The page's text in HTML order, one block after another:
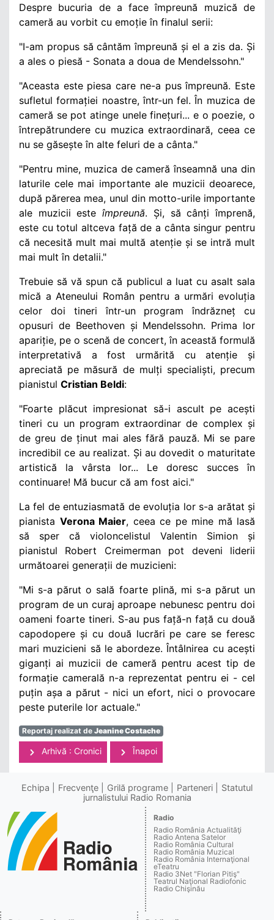
Despre bucuria de a face împreună muzică de
cameră au vorbit cu emoție în finalul serii:
"I-am propus să cântăm împreună și el a zis da. Și
a ales o piesă - Sonata a doua de Mendelssohn."
"Aceasta este piesa care ne-a pus împreună. Este
sufletul formației noastre, într-un fel. În muzica de
cameră se pot atinge unele finețuri... e o poezie, o
întrepătrundere cu muzica extraordinară, ceea ce
nu se găsește în alte feluri de a cânta."
"Pentru mine, muzica de cameră înseamnă una din
laturile cele mai importante ale muzicii deoarece,
după părerea mea, unul din motto-urile importante
ale muzicii esteîmpreună. Și, să cânți împrenă,
este cu totul altceva față de a cânta singur pentru
că necesită mult mai multă atenție și se intră mult
mai mult în detalii."
Trebuie să vă spun că publicul a luat cu asalt sala
mică a Ateneului Român pentru a urmări evoluția
celor doi tineri într-un program îndrăzneț cu
opusuri de Beethoven și Mendelssohn. Prima lor
apariție, pe o scenă de concert, în această formulă
interpretativă a fost urmărită cu atenție și
apreciată pe măsură de mulți specialiști, precum
pianistul Cristian Beldi:
"Foarte plăcut impresionat să-i ascult pe acești
tineri cu un program extraordinar de complex și
de greu de ținut mai ales fără pauză. Mi se pare
incredibil ce au realizat. Și au dovedit o maturitate
artistică la vârsta lor... Le doresc succes în
continuare! Mă bucur că am fost aici."
La fel de entuziasmată de evoluția lor s-a arătat și
pianista Verona Maier, ceea ce pe mine mă lasă
să sper că violoncelistul Valentin Simion și
pianistul Robert Creimerman pot deveni liderii
următoarei generații de muzicieni:
"Mi s-a părut o sală foarte plină, mi s-a părut un
program de un curaj aproape nebunesc pentru doi
oameni foarte tineri. S-au pus față-n față cu două
capodopere și cu două lucrări pe care se feresc
mari muzicieni să le abordeze. Întâlnirea cu acești
giganți ai muzicii de cameră pentru acest tip de
formație camerală n-a reprezentat pentru ei - cel
puțin așa a părut - nici un efort, nici o provocare
peste puterile lor actuale."
Reportaj realizat de Jeanine Costache
Arhivă : Cronici Înapoi
Echipa Frecvenţe Grilă programe Parteneri
Statutul
jurnalistului Radio Romania
Radio
Radio România Actualităţi
Radio Antena Satelor
Radio România Cultural
Radio România Muzical
Radio România Internaţional
eTeatru
Radio 3Net "Florian Pitiş"
Teatrul Naţional Radiofonic
Radio Chişinău